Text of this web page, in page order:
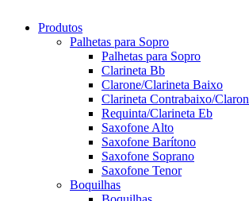
Produtos
Palhetas para Sopro
Palhetas para Sopro
Clarineta Bb
Clarone/Clarineta Baixo
Clarineta Contrabaixo/
Requinta/Clarineta Eb
Saxofone Alto
Saxofone Barítono
Saxofone Soprano
Saxofone Tenor
Boquilhas